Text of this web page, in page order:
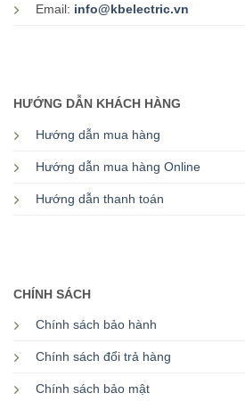
Email: info@kbelectric.vn
HƯỚNG DẪN KHÁCH HÀNG
Hướng dẫn mua hàng
Hướng dẫn mua hàng Online
Hướng dẫn thanh toán
CHÍNH SÁCH
Chính sách bảo hành
Chính sách đổi trả hàng
Chính sách bảo mật